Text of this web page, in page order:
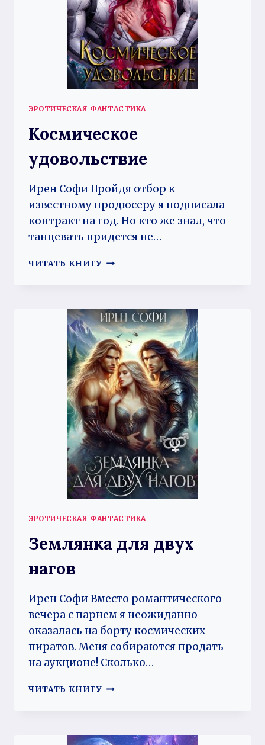
ЭРОТИЧЕСКАЯ ФАНТАСТИКА
Космическое
удовольствие
Ирен Софи Пройдя отбор к
известному продюсеру я подписала
контракт на год. Но кто же знал, что
танцевать придется не…
ЧИТАТЬ КНИГУ КОСМИЧЕСКОЕ
ЭРОТИЧЕСКАЯ ФАНТАСТИКА
Землянка для двух
нагов
Ирен Софи Вместо романтического
вечера с парнем я неожиданно
оказалась на борту космических
пиратов. Меня собираются продать
на аукционе! Сколько…
ЧИТАТЬ КНИГУ ЗЕМЛЯНКА